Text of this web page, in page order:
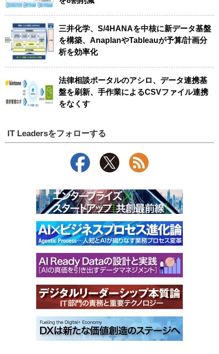
三井化学、S/4HANAを中核に新データ基盤
を構築、AnaplanやTableauが予算/計画分
析を効率化
法律相談ポータルのアシロ、データ連携基
盤を刷新、手作業によるCSVファイル連携
をなくす
IT Leadersをフォローする